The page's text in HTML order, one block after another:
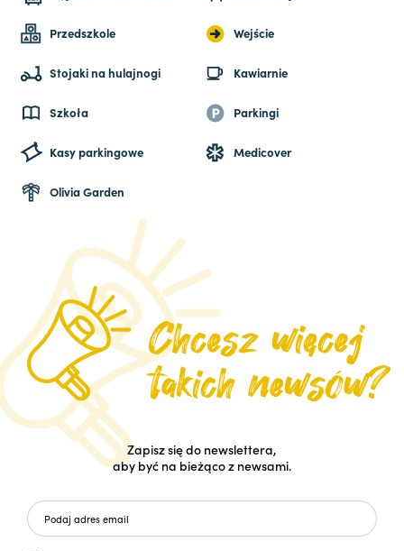
Przedszkole Wejście
Stojaki na hulajnogi Kawiarnie
Szkoła Parkingi
Kasy parkingowe Medicover
Olivia Garden
Zapisz się do newslettera,
aby być na bieżąco z newsami.